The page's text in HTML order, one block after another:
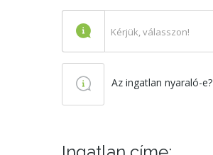
Kérjük, válasszon!
Az ingatlan nyaraló-e?